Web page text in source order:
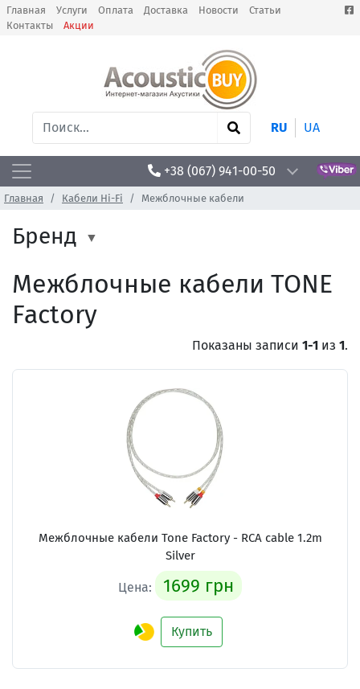
Главная Услуги Оплата Доставка Новости
Статьи
Контакты
Акции
RU UA
+38 (067) 941-00-50
Главная Кабели Hi-Fi Межблочные кабели
Бренд
Межблочные кабели TONE
Factory
Показаны записи 1-1 из 1.
Межблочные кабели Tone Factory - RCA cable 1.2m
Silver
Цена: 1699 грн
Купить